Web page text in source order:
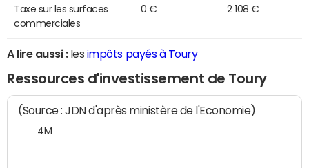
Taxe sur les surfaces
commerciales
0 € 2 108 €
A lire aussi :les impôts payés à Toury
Ressources d'investissement de Toury
(Source : JDN d'après ministère de l'Economie)
4M